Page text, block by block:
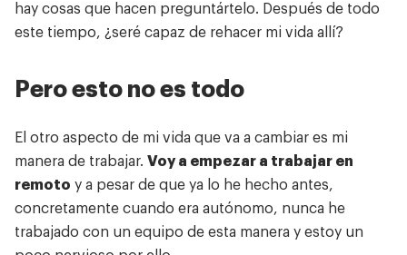
hay cosas que hacen preguntártelo. Después de todo
este tiempo, ¿seré capaz de rehacer mi vida allí?
Pero esto no es todo
El otro aspecto de mi vida que va a cambiar es mi
manera de trabajar. Voy a empezar a trabajar en
remoto y a pesar de que ya lo he hecho antes,
concretamente cuando era autónomo, nunca he
trabajado con un equipo de esta manera y estoy un